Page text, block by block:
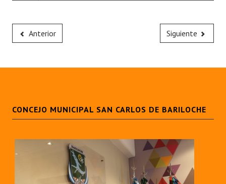
Anterior Siguiente
CONCEJO MUNICIPAL SAN CARLOS DE BARILOCHE